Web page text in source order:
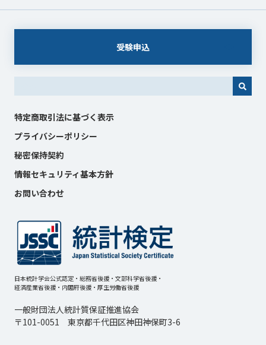
受験申込
特定商取引法に基づく表示
プライバシーポリシー
秘密保持契約
情報セキュリティ基本方針
お問い合わせ
日本統計学会公式認定・総務省後援・文部科学省後援・
経済産業省後援・内閣府後援・厚生労働省後援
一般財団法人統計質保証推進協会
〒101-0051 東京都千代田区神田神保町3-6